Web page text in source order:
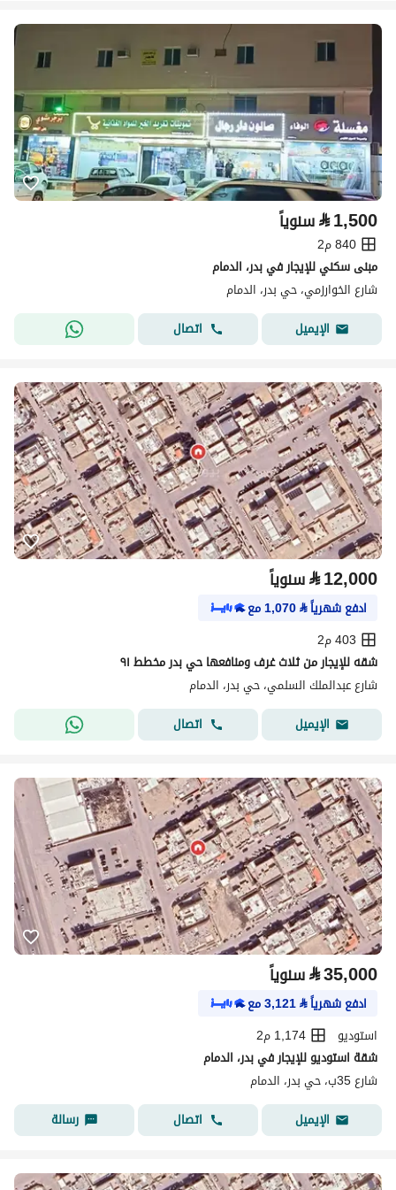
⃁1,500 سنوياً
840 م2
مبنى سكني للإيجار في بدر، الدمام
شارع الخوارزمي، حي بدر، الدمام
الإيميل
اتصال
⃁12,000 سنوياً
ادفع شهرياً⃁
1,070مع
403 م2
شقه للإيجار من ثلاث غرف ومنافعها حي بدر مخطط ٩١
شارع عبدالملك السلمي، حي بدر، الدمام
الإيميل
اتصال
⃁35,000 سنوياً
ادفع شهرياً⃁
3,121مع
استوديو
1,174 م2
شقة استوديو للإيجار في بدر، الدمام
شارع 35ب، حي بدر، الدمام
الإيميل
اتصال رسالة